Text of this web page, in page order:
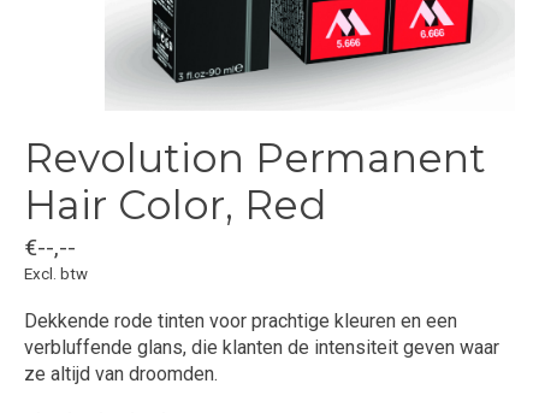
Revolution Permanent
Hair Color, Red
€--,--
Excl. btw
Dekkende rode tinten voor prachtige kleuren en een
verbluffende glans, die klanten de intensiteit geven waar
ze altijd van droomden.